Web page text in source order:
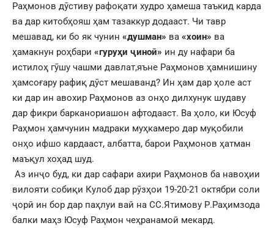
Раҳмонов дӯстиву рафоқати худро ҳамеша таъкид карда
ва дар китобҳояш ҳам тазаккур додааст. Чи тавр
мешавад, ки бо як чунин «душман» ва «хоин» ва
ҳамакнун роҳбари «гуруҳи ҷиноӣ» ин ду нафари ба
истилоҳ гӯшу чашми давлат,яъне Раҳмонов ҳамнишину
ҳамсоғару рафиқ дӯст мешаванд? Ин ҳам дар ҳоле аст
ки дар ин авохир Раҳмонов аз онҳо дилхунук шудаву
дар фикри барканориашон афтодааст. Ва ҳоло, ки Юсуф
Раҳмон ҳамчунин мадраки муҳкамеро дар муқобили
онҳо ифшо кардааст, албатта, барои Раҳмонов ҳатман
маъқул хоҳад шуд.
Аз инҷо буд, ки дар сафари ахири Раҳмонов ба навоҳии
вилояти собиқи Кулоб дар рӯзҳои 19-20-21 октябри соли
ҷорӣ ин бор дар паҳлуи вай на СС.Ятимову Р.Раҳимзода
балки маҳз Юсуф Раҳмон чеҳранамоӣ мекард.